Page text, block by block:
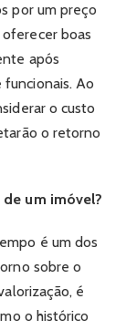
por um preço
boas
após
Ao
o custo
o retorno
um imóvel?
é um dos
sobre o
é
o histórico